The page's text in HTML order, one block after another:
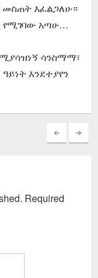
መስጠት እፈልጋለሁ።
የሚገባው አጣሁ…
ሳንስማማ፣
እንደተያየን
Required